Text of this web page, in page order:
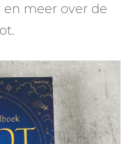
meer over de